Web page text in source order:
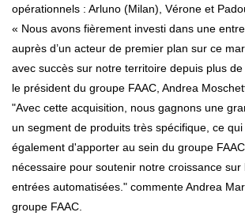
opérationnels : Arluno (Milan), Vérone et
« Nous avons fièrement investi dans une
auprès d’un acteur de premier plan sur ce
avec succès sur notre territoire depuis plus
le président du groupe FAAC, Andrea
"Avec cette acquisition, nous gagnons une
un segment de produits très spécifique, ce
également d'apporter au sein du groupe
nécessaire pour soutenir notre croissance sur
entrées automatisées." commente Andrea
groupe FAAC.